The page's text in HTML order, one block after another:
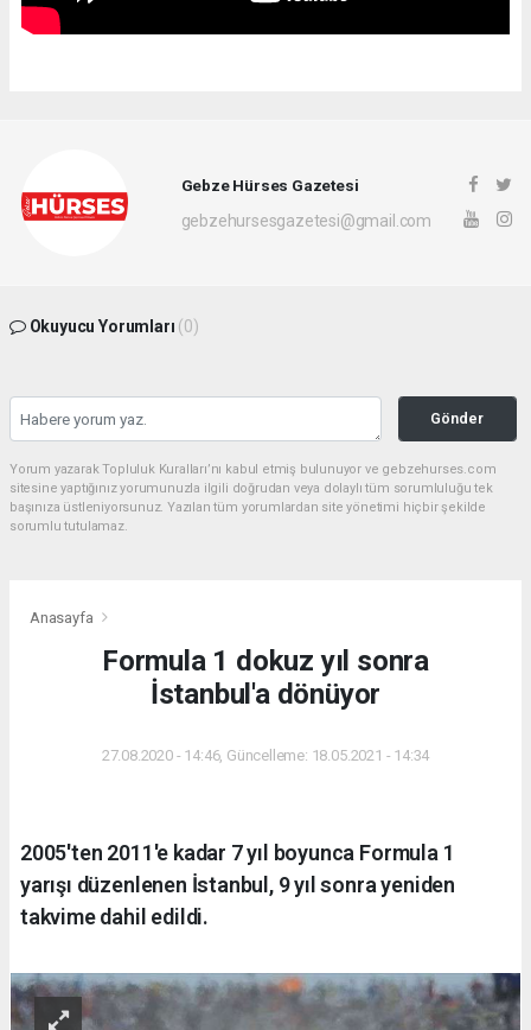
Gebze Hürses Gazetesi
gebzehursesgazetesi@gmail.com
Okuyucu Yorumları (0)
Gönder
Yorum yazarak Topluluk Kuralları’nı kabul etmiş bulunuyor ve gebzehurses.com
sitesine yaptığınız yorumunuzla ilgili doğrudan veya dolaylı tüm sorumluluğu tek
başınıza üstleniyorsunuz. Yazılan tüm yorumlardan site yönetimi hiçbir şekilde
sorumlu tutulamaz.
Anasayfa
Formula 1 dokuz yıl sonra
İstanbul'a dönüyor
27.08.2020 - 14:46, Güncelleme: 18.05.2021 - 14:34
2005'ten 2011'e kadar 7 yıl boyunca Formula 1
yarışı düzenlenen İstanbul, 9 yıl sonra yeniden
takvime dahil edildi.